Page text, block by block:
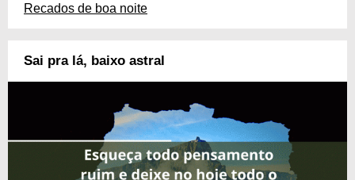
Recados de boa noite
Sai pra lá, baixo astral